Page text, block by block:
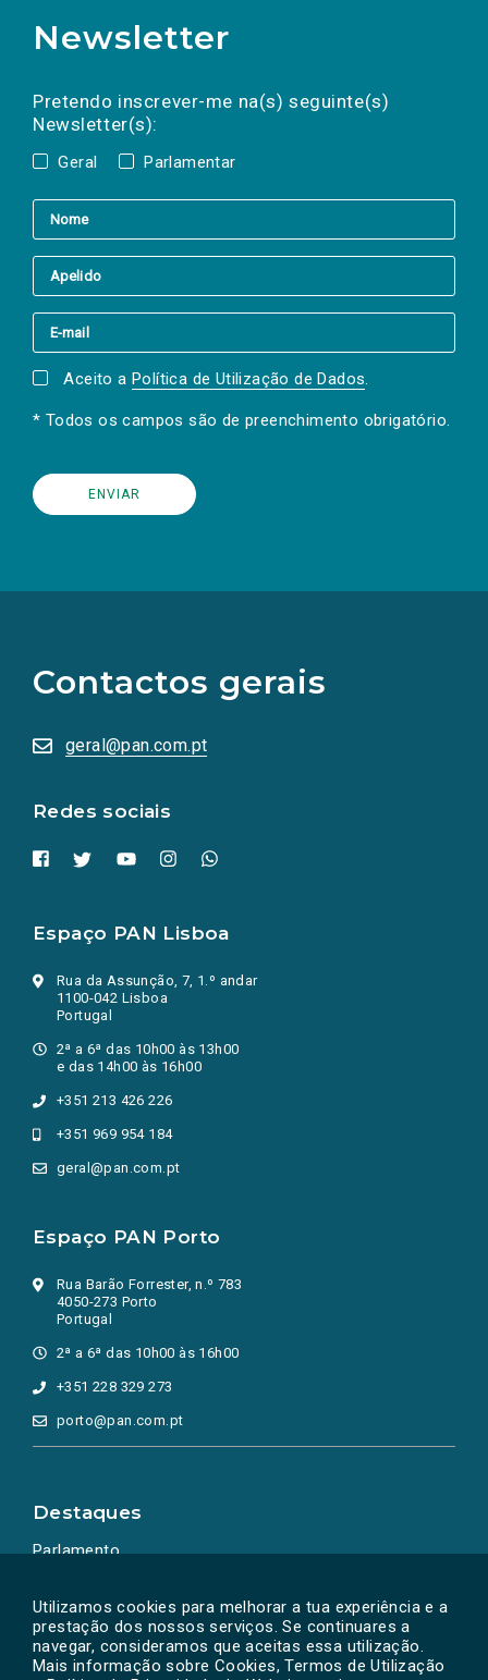
Utilizamos cookies para melhorar a tua experiência e a
prestação dos nossos serviços. Se continuares a
navegar, consideramos que aceitas essa utilização.
Mais informação sobre Cookies, Termos de Utilização
Newsletter
Pretendo inscrever-me na(s) seguinte(s)
Newsletter(s):
Geral Parlamentar
a(s) newsletter(s).
mail
Aceito a Política de Utilização de Dados.
* Todos os campos são de preenchimento obrigatório.
Contactos gerais
geral@pan.com.pt
Redes sociais
redes
sociais
numa
nova
Espaço PAN Lisboa
Rua da Assunção, 7, 1.º andar
1100-042 Lisboa
Portugal
2ª a 6ª das 10h00 às 13h00
e das 14h00 às 16h00
+351 213 426 226
+351 969 954 184
geral@pan.com.pt
Espaço PAN Porto
Rua Barão Forrester, n.º 783
4050-273 Porto
Portugal
2ª a 6ª das 10h00 às 16h00
+351 228 329 273
porto@pan.com.pt
Destaques
Parlamento